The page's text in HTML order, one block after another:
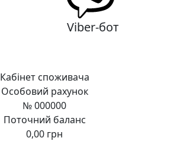
Viber-бот
Кабінет споживача
Особовий рахунок
№ 000000
Поточний баланс
0,00 грн